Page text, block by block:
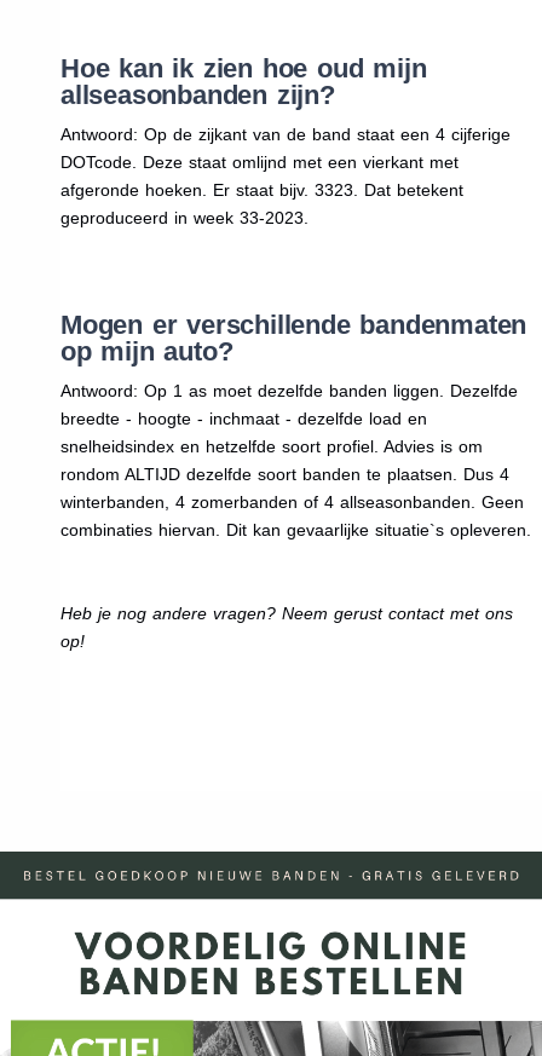
Hoe kan ik zien hoe oud mijn
allseasonbanden zijn?
Antwoord: Op de zijkant van de band staat een 4 cijferige
DOTcode. Deze staat omlijnd met een vierkant met
afgeronde hoeken. Er staat bijv. 3323. Dat betekent
geproduceerd in week 33-2023.
Mogen er verschillende bandenmaten
op mijn auto?
Antwoord: Op 1 as moet dezelfde banden liggen. Dezelfde
breedte - hoogte - inchmaat - dezelfde load en
snelheidsindex en hetzelfde soort profiel. Advies is om
rondom ALTIJD dezelfde soort banden te plaatsen. Dus 4
winterbanden, 4 zomerbanden of 4 allseasonbanden. Geen
combinaties hiervan. Dit kan gevaarlijke situatie`s opleveren.
Heb je nog andere vragen? Neem gerust contact met ons
op!